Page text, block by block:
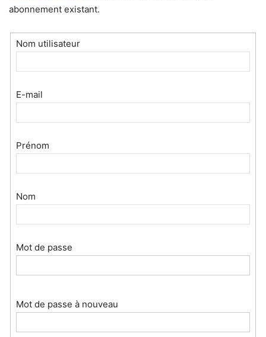
abonnement existant.
Nom utilisateur
E-mail
Prénom
Nom
Mot de passe
Mot de passe à nouveau